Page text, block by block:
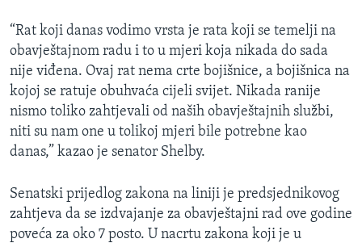
Learning English
PRATITE NAS
Jezici
“Rat koji danas vodimo vrsta je rata koji se temelji na
obavještajnom radu i to u mjeri koja nikada do sada
nije viđena. Ovaj rat nema crte bojišnice, a bojišnica na
kojoj se ratuje obuhvaća cijeli svijet. Nikada ranije
nismo toliko zahtjevali od naših obavještajnih službi,
niti su nam one u tolikoj mjeri bile potrebne kao
danas,” kazao je senator Shelby.
Senatski prijedlog zakona na liniji je predsjednikovog
zahtjeva da se izdvajanje za obavještajni rad ove godine
poveća za oko 7 posto. U nacrtu zakona koji je u